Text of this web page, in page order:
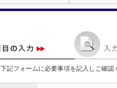
下記フォームに必要事項を記入しご確